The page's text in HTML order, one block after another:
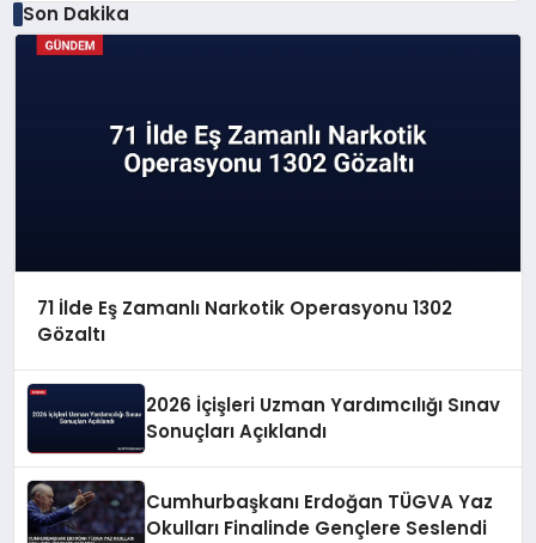
Son Dakika
71 İlde Eş Zamanlı Narkotik Operasyonu 1302
Gözaltı
2026 İçişleri Uzman Yardımcılığı Sınav
Sonuçları Açıklandı
Cumhurbaşkanı Erdoğan TÜGVA Yaz
Okulları Finalinde Gençlere Seslendi